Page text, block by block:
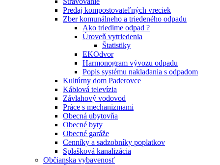
Predaj kompostovateľných vreciek
Zber komunálneho a triedeného odpadu
Ako triedime odpad ?
Úroveň vytriedenia
Štatistiky
EKOdvor
Harmonogram vývozu odpadu
Popis systému nakladania s odpadom
Kultúrny dom Paderovce
Káblová televízia
Závlahový vodovod
Práce s mechanizmami
Obecná ubytovňa
Obecné byty
Obecné garáže
Cenníky a sadzobníky poplatkov
Splašková kanalizácia
Občianska vybavenosť